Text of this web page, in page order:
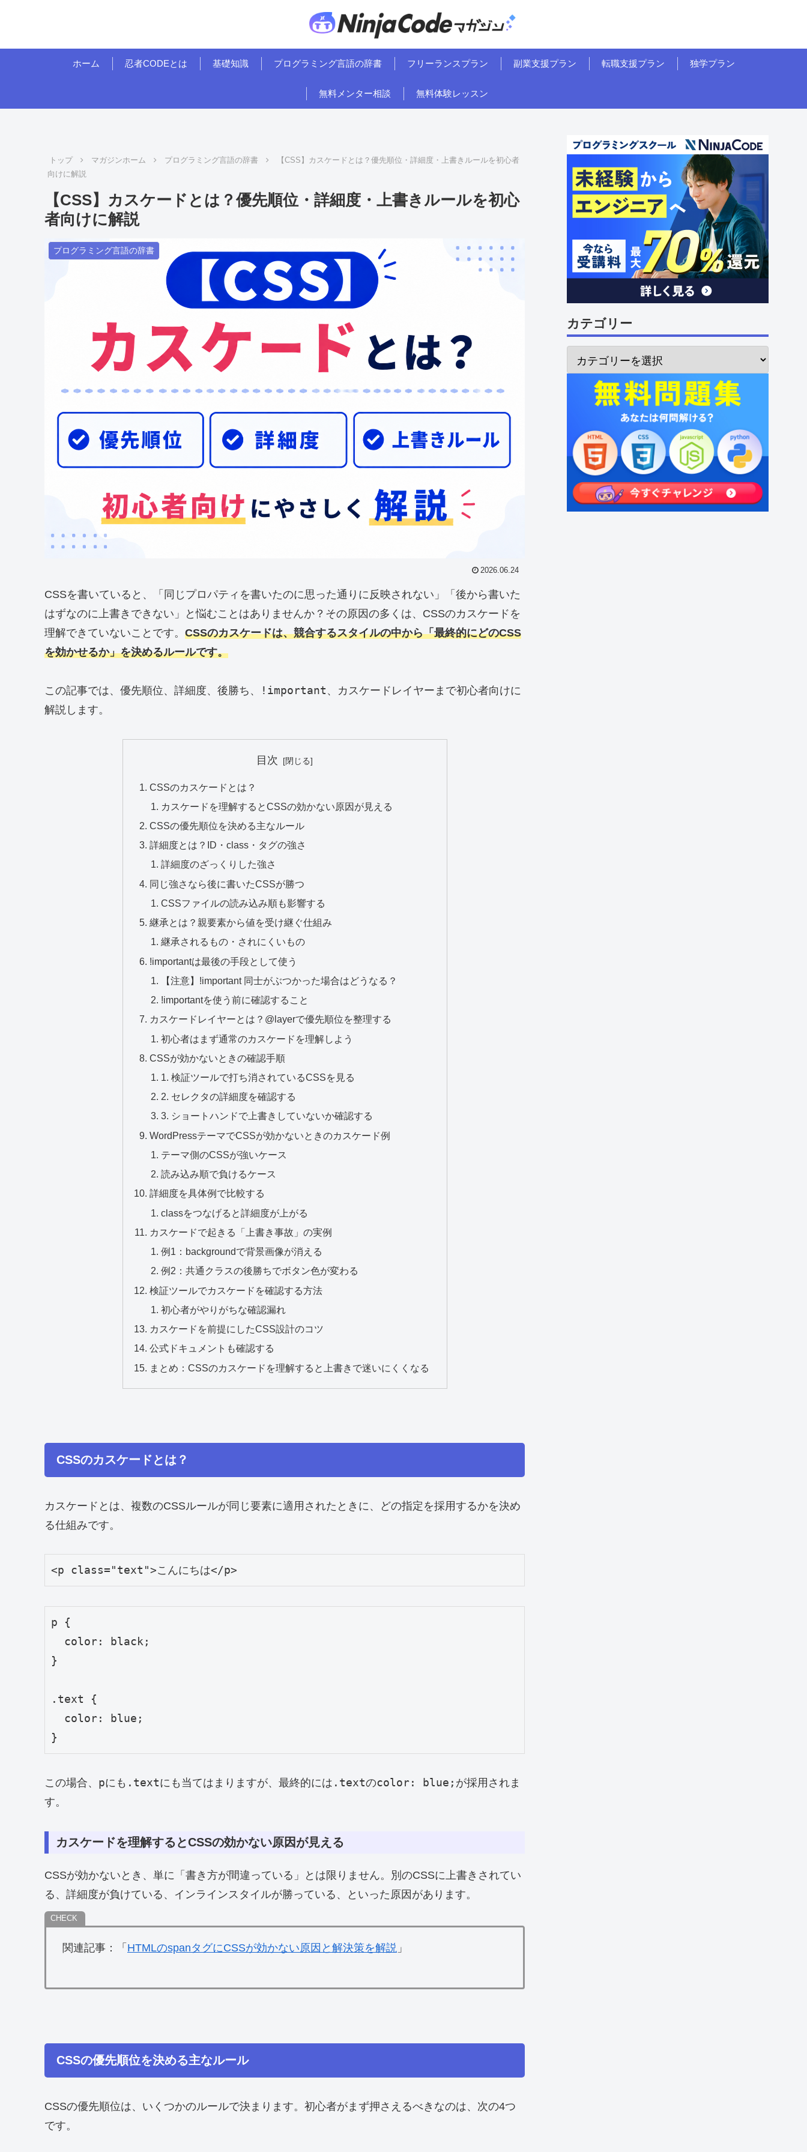
ホーム 忍者CODEとは 基礎知識 プログラミング言語の辞書 フリーランスプラン 副業支援プラン 転職支援プラン 独学プラン
無料メンター相談 無料体験レッスン
トップ マガジンホーム プログラミング言語の辞書
【CSS】カスケードとは？優先順位・詳細度・上書きルールを初心者
向けに解説
【CSS】カスケードとは？優先順位・詳細度・上書きルールを初心
者向けに解説
プログラミング言語の辞書
2026.06.24
CSSを書いていると、「同じプロパティを書いたのに思った通りに反映されない」「後から書いた
はずなのに上書きできない」と悩むことはありませんか？その原因の多くは、CSSのカスケードを
理解できていないことです。 CSSのカスケードは、競合するスタイルの中から「最終的にどのCSS
を効かせるか」を決めるルールです。
この記事では、優先順位、詳細度、後勝ち、 !important 、カスケードレイヤーまで初心者向けに
解説します。
目次
CSSのカスケードとは？
カスケードを理解するとCSSの効かない原因が見える
CSSの優先順位を決める主なルール
詳細度とは？ID・class・タグの強さ
詳細度のざっくりした強さ
同じ強さなら後に書いたCSSが勝つ
CSSファイルの読み込み順も影響する
継承とは？親要素から値を受け継ぐ仕組み
継承されるもの・されにくいもの
!importantは最後の手段として使う
【注意】!important 同士がぶつかった場合はどうなる？
!importantを使う前に確認すること
カスケードレイヤーとは？@layerで優先順位を整理する
初心者はまず通常のカスケードを理解しよう
CSSが効かないときの確認手順
1. 検証ツールで打ち消されているCSSを見る
2. セレクタの詳細度を確認する
3. ショートハンドで上書きしていないか確認する
WordPressテーマでCSSが効かないときのカスケード例
テーマ側のCSSが強いケース
読み込み順で負けるケース
詳細度を具体例で比較する
classをつなげると詳細度が上がる
カスケードで起きる「上書き事故」の実例
例1：backgroundで背景画像が消える
例2：共通クラスの後勝ちでボタン色が変わる
検証ツールでカスケードを確認する方法
初心者がやりがちな確認漏れ
カスケードを前提にしたCSS設計のコツ
公式ドキュメントも確認する
まとめ：CSSのカスケードを理解すると上書きで迷いにくくなる
CSSのカスケードとは？
カスケードとは、複数のCSSルールが同じ要素に適用されたときに、どの指定を採用するかを決め
る仕組みです。
<p class="text">こんにちは</p>
p {
  color: black;
}
.text {
  color: blue;
}
この場合、 pにも .textにも当てはまりますが、最終的には .textのcolor: blue; が採用されま
す。
カスケードを理解するとCSSの効かない原因が見える
CSSが効かないとき、単に「書き方が間違っている」とは限りません。別のCSSに上書きされてい
る、詳細度が負けている、インラインスタイルが勝っている、といった原因があります。
関連記事：「 HTMLのspanタグにCSSが効かない原因と解決策を解説 」
CSSの優先順位を決める主なルール
CSSの優先順位は、いくつかのルールで決まります。初心者がまず押さえるべきなのは、次の4つ
です。
カテゴリー